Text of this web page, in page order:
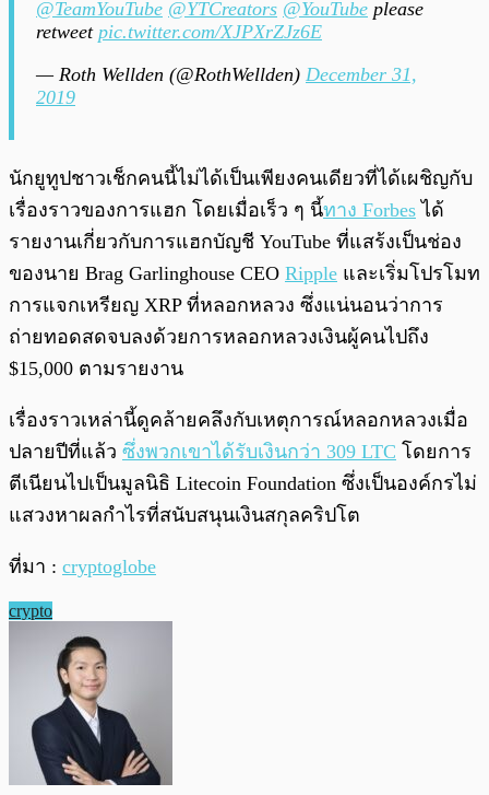
@TeamYouTube @YTCreators @YouTube please
retweet pic.twitter.com/XJPXrZJz6E
— Roth Wellden (@RothWellden) December 31,
2019
นักยูทูปชาวเช็กคนนี้ไม่ได้เป็นเพียงคนเดียวที่ได้เผชิญกับ
เรื่องราวของการแฮก โดยเมื่อเร็ว ๆ นี้ทาง Forbes ได้
รายงานเกี่ยวกับการแฮกบัญชี YouTube ที่แสร้งเป็นช่อง
ของนาย Brag Garlinghouse CEO Ripple และเริ่มโปรโมท
การแจกเหรียญ XRP ที่หลอกหลวง ซึ่งแน่นอนว่าการ
ถ่ายทอดสดจบลงด้วยการหลอกหลวงเงินผู้คนไปถึง
$15,000 ตามรายงาน
เรื่องราวเหล่านี้ดูคล้ายคลึงกับเหตุการณ์หลอกหลวงเมื่อ
ปลายปีที่แล้ว ซึ่งพวกเขาได้รับเงินกว่า 309 LTC โดยการ
ตีเนียนไปเป็นมูลนิธิ Litecoin Foundation ซึ่งเป็นองค์กรไม่
แสวงหาผลกำไรที่สนับสนุนเงินสกุลคริปโต
ที่มา : cryptoglobe
crypto